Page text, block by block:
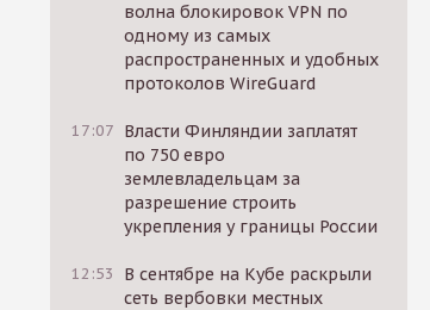
волна блокировок VPN по
одному из самых
распространенных и удобных
протоколов WireGuard
17:07 Власти Финляндии заплатят
по 750 евро
землевладельцам за
разрешение строить
укрепления у границы России
12:53
В сентябре на Кубе раскрыли
сеть вербовки местных